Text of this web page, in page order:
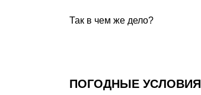
Так в чем же дело?
ПОГОДНЫЕ УСЛОВИЯ